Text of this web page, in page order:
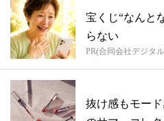
宝くじ“なんと
らない
PR(合同会社デジタ
抜け感もモード